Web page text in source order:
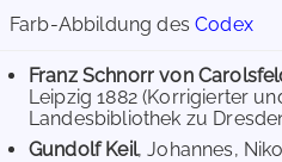
Farb-Abbildung desCodex
Franz Schnorr von
Leipzig 1882 (Korrigierter
Landesbibliothek zu
Gundolf Keil, Johannes,